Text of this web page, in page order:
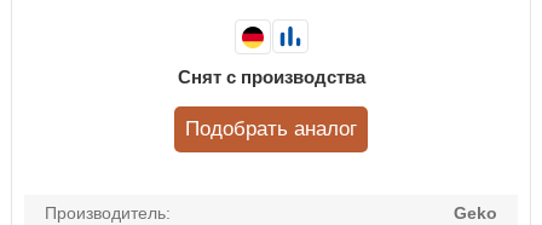
Производитель:
Geko
Снят с производства
Подобрать аналог